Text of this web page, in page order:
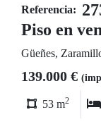
Referencia:
Piso en
Güeñes,
139.000 €
53 m2